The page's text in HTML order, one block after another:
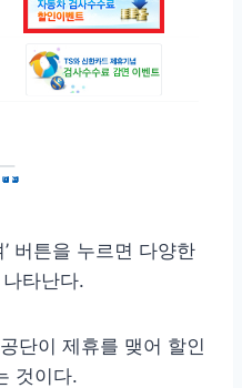
버튼을 누르면 다양한
타난다.
단이 제휴를 맺어 할인
것이다.